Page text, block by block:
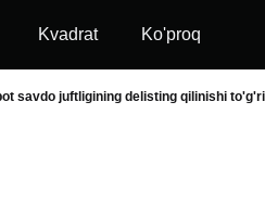
Kvadrat Ko'proq
savdo juftligining delisting qilinishi